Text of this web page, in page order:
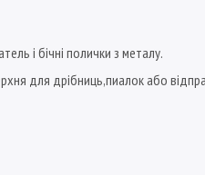
і бічні полички з металу.
для дрібниць,пиалок або